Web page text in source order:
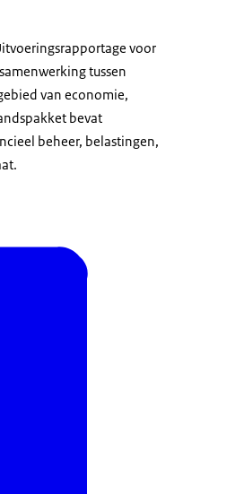
voor
tussen
van economie,
bevat
beheer, belastingen,